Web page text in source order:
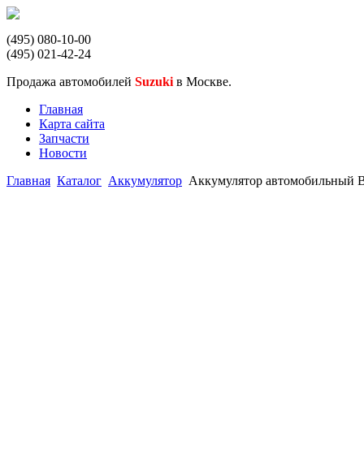
(495) 080-10-00
(495) 021-42-24
Продажа автомобилей Suzuki в Москве.
Главная
Карта сайта
Запчасти
Новости
Главная Каталог Аккумулятор Аккумулятор автомобильный